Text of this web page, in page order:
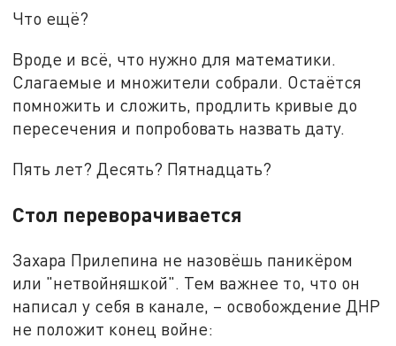
Что ещё?
Вроде и всё, что нужно для математики.
Слагаемые и множители собрали. Остаётся
помножить и сложить, продлить кривые до
пересечения и попробовать назвать дату.
Пять лет? Десять? Пятнадцать?
Стол переворачивается
Захара Прилепина не назовёшь паникёром
или "нетвойняшкой". Тем важнее то, что он
написал у себя в канале, – освобождение ДНР
не положит конец войне: